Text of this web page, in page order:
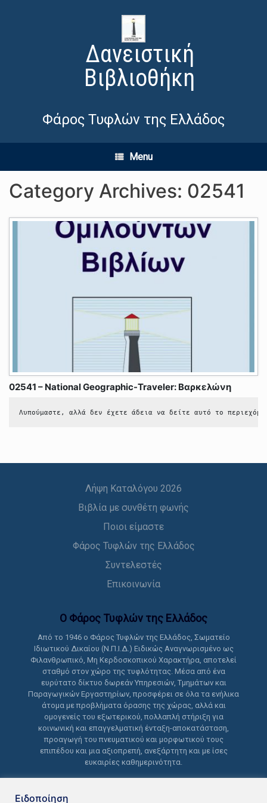
Δανειστική
Βιβλιοθήκη
Φάρος Τυφλών της Ελλάδος
Menu
Category Archives: 02541
02541 – National Geographic-Traveler: Βαρκελώνη
Λυπούμαστε, αλλά δεν έχετε άδεια να δείτε αυτό το
Λήψη Καταλόγου 2026
Βιβλία με συνθέτη φωνής
Ποιοι είμαστε
Φάρος Τυφλών της Ελλάδος
Συντελεστές
Επικοινωνία
Ο Φάρος Τυφλών της Ελλάδoς
Από το 1946 ο Φάρος Τυφλών της Ελλάδος, Σωματείο
Ιδιωτικού Δικαίου (Ν.Π.Ι.Δ.) Ειδικώς Αναγνωρισμένο ως
Φιλανθρωπικό, Μη Κερδοσκοπικού Χαρακτήρα, αποτελεί
σταθμό στον χώρο της τυφλότητας. Μέσα από ένα
ευρύτατο δίκτυο δωρεάν Υπηρεσιών, Τμημάτων και
Παραγωγικών Εργαστηρίων, προσφέρει σε όλα τα ενήλικα
άτομα με προβλήματα όρασης της χώρας, αλλά και
ομογενείς του εξωτερικού, πολλαπλή στήριξη για
κοινωνική και επαγγελματική ένταξη-αποκατάσταση,
προαγωγή του πνευματικού και μορφωτικού τους
επιπέδου και μια αξιοπρεπή, ανεξάρτητη και με ίσες
ευκαιρίες καθημερινότητα.
Ειδοποίηση